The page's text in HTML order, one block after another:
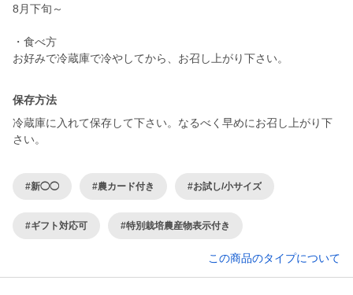
8月下旬～
・食べ方
お好みで冷蔵庫で冷やしてから、お召し上がり下さい。
保存方法
冷蔵庫に入れて保存して下さい。なるべく早めにお召し上がり下
さい。
#新◯◯ #農カード付き #お試し/小サイズ
#ギフト対応可 #特別栽培農産物表示付き
この商品のタイプについて